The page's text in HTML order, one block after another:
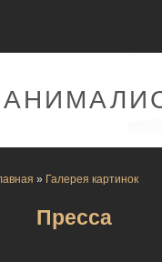
» Галерея картинок
Пресса